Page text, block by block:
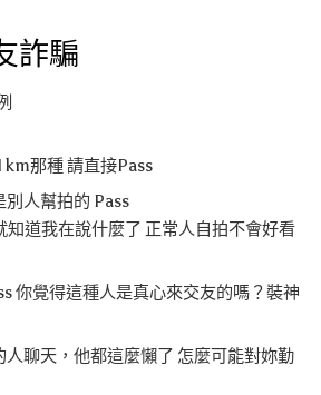
詐騙
km那種 請直接Pass
人幫拍的 Pass
知道我在說什麼了 正常人自拍不會好看
你覺得這種人是真心來交友的嗎？裝神
聊天，他都這麼懶了 怎麼可能對妳勤